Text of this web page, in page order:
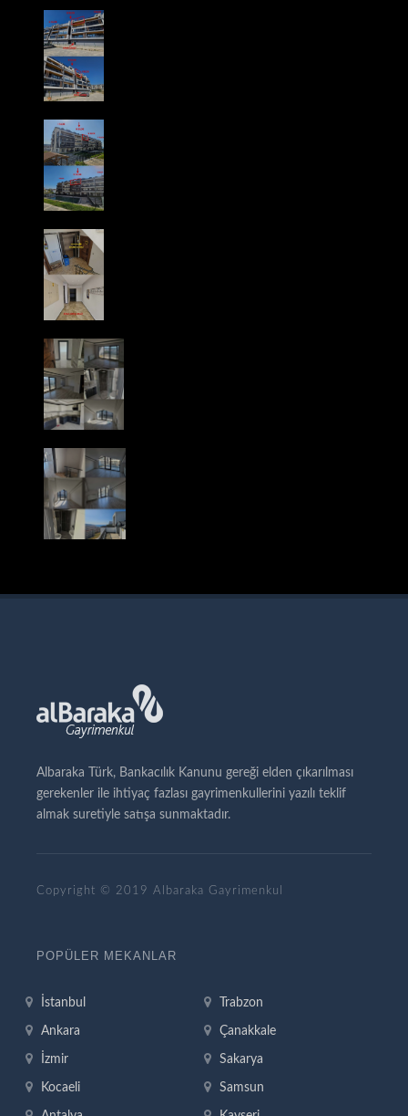
Albaraka Türk, Bankacılık Kanunu gereği elden çıkarılması
gerekenler ile ihtiyaç fazlası gayrimenkullerini yazılı teklif
almak suretiyle satışa sunmaktadır.
Copyright © 2019 Albaraka Gayrimenkul
POPÜLER MEKANLAR
İstanbul
Ankara
İzmir
Kocaeli
Trabzon
Çanakkale
Sakarya
Samsun